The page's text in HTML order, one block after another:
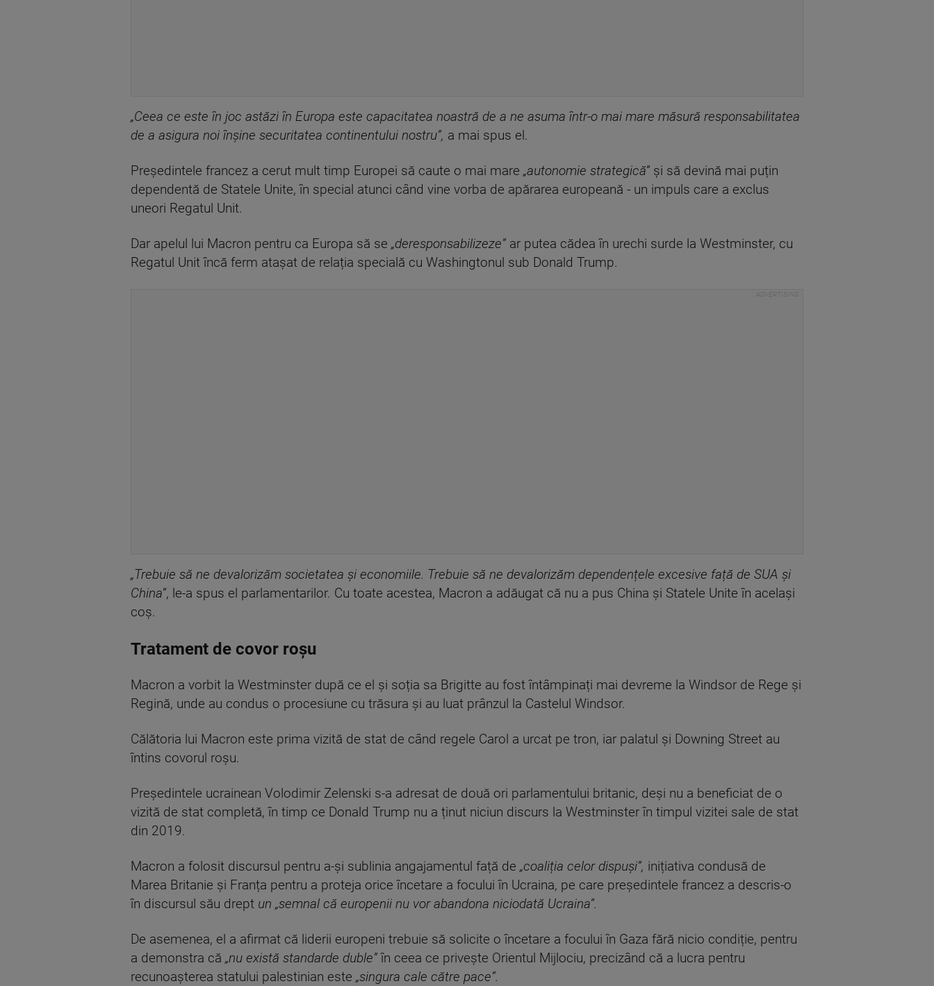
„Ceea ce este în joc astăzi în Europa este capacitatea noastră de a ne asuma într-o mai mare măsură responsabilitatea
de a asigura noi înșine securitatea continentului nostru”, a mai spus el.
Președintele francez a cerut mult timp Europei să caute o mai mare „autonomie strategică” și să devină mai puțin
dependentă de Statele Unite, în special atunci când vine vorba de apărarea europeană - un impuls care a exclus
uneori Regatul Unit.
Dar apelul lui Macron pentru ca Europa să se „deresponsabilizeze” ar putea cădea în urechi surde la Westminster, cu
Regatul Unit încă ferm atașat de relația specială cu Washingtonul sub Donald Trump.
„Trebuie să ne devalorizăm societatea și economiile. Trebuie să ne devalorizăm dependențele excesive față de SUA și
China”, le-a spus el parlamentarilor. Cu toate acestea, Macron a adăugat că nu a pus China și Statele Unite în același
coș.
Tratament de covor roșu
Macron a vorbit la Westminster după ce el și soția sa Brigitte au fost întâmpinați mai devreme la Windsor de Rege și
Regină, unde au condus o procesiune cu trăsura și au luat prânzul la Castelul Windsor.
Călătoria lui Macron este prima vizită de stat de când regele Carol a urcat pe tron, iar palatul și Downing Street au
întins covorul roșu.
Președintele ucrainean Volodimir Zelenski s-a adresat de două ori parlamentului britanic, deși nu a beneficiat de o
vizită de stat completă, în timp ce Donald Trump nu a ținut niciun discurs la Westminster în timpul vizitei sale de stat
din 2019.
Macron a folosit discursul pentru a-și sublinia angajamentul față de „coaliția celor dispuși”, inițiativa condusă de
Marea Britanie și Franța pentru a proteja orice încetare a focului în Ucraina, pe care președintele francez a descris-o
în discursul său drept un „semnal că europenii nu vor abandona niciodată Ucraina”.
De asemenea, el a afirmat că liderii europeni trebuie să solicite o încetare a focului în Gaza fără nicio condiție, pentru
a demonstra că „nu există standarde duble”în ceea ce privește Orientul Mijlociu, precizând că a lucra pentru
recunoașterea statului palestinian este „singura cale către pace”.